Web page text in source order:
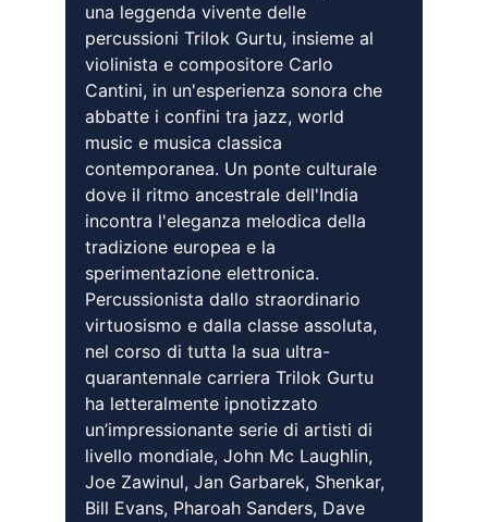
una leggenda vivente delle
percussioni Trilok Gurtu, insieme al
violinista e compositore Carlo
Cantini, in un'esperienza sonora che
abbatte i confini tra jazz, world
music e musica classica
contemporanea. Un ponte culturale
dove il ritmo ancestrale dell'India
incontra l'eleganza melodica della
tradizione europea e la
sperimentazione elettronica.
Percussionista dallo straordinario
virtuosismo e dalla classe assoluta,
nel corso di tutta la sua ultra-
quarantennale carriera Trilok Gurtu
ha letteralmente ipnotizzato
un’impressionante serie di artisti di
livello mondiale, John Mc Laughlin,
Joe Zawinul, Jan Garbarek, Shenkar,
Bill Evans, Pharoah Sanders, Dave